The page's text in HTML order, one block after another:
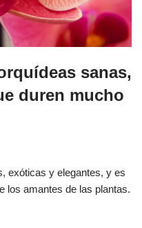
sanas,
duren mucho
exóticas y elegantes, y es
los amantes de las plantas.